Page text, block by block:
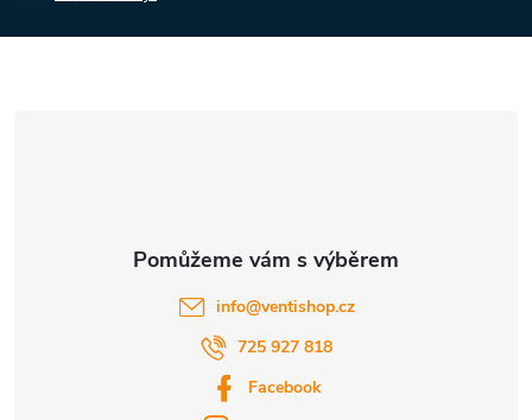
a
info@ventishop.cz
725 927 818
Facebook